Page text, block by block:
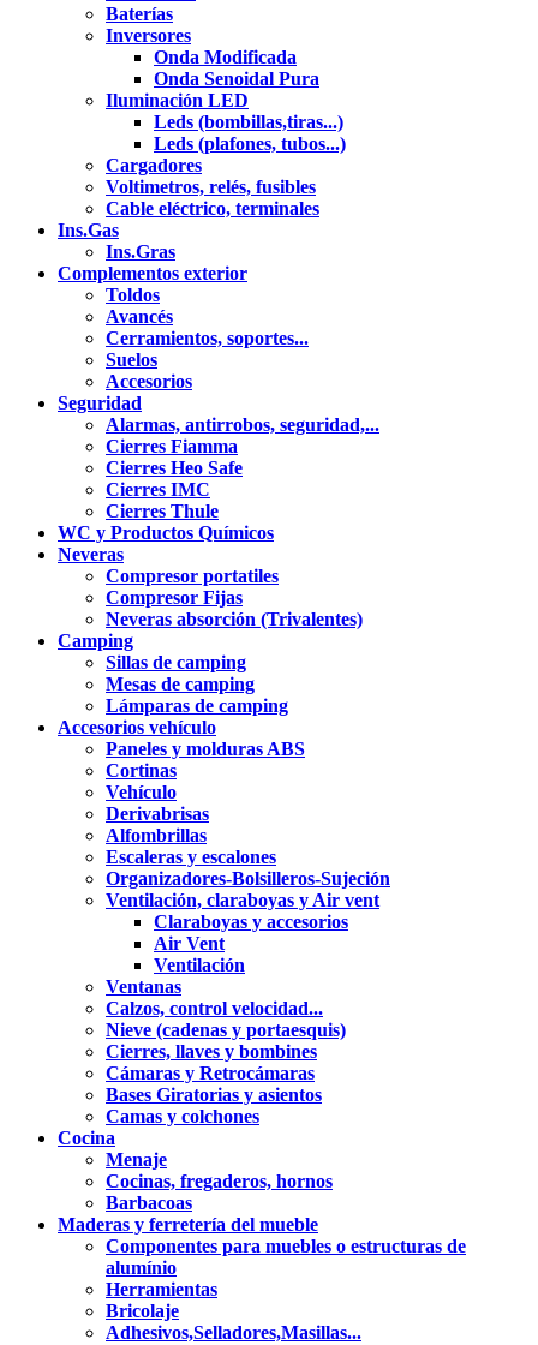
Baterías
Inversores
Onda Modificada
Onda Senoidal Pura
Iluminación LED
Leds (bombillas,tiras...)
Leds (plafones, tubos...)
Cargadores
Voltimetros, relés, fusibles
Cable eléctrico, terminales
Ins.Gas
Ins.Gras
Complementos exterior
Toldos
Avancés
Cerramientos, soportes...
Suelos
Accesorios
Seguridad
Alarmas, antirrobos, seguridad,...
Cierres Fiamma
Cierres Heo Safe
Cierres IMC
Cierres Thule
WC y Productos Químicos
Neveras
Compresor portatiles
Compresor Fijas
Neveras absorción (Trivalentes)
Camping
Sillas de camping
Mesas de camping
Lámparas de camping
Accesorios vehículo
Paneles y molduras ABS
Cortinas
Vehículo
Derivabrisas
Alfombrillas
Escaleras y escalones
Organizadores-Bolsilleros-Sujeción
Ventilación, claraboyas y Air vent
Claraboyas y accesorios
Air Vent
Ventilación
Ventanas
Calzos, control velocidad...
Nieve (cadenas y portaesquis)
Cierres, llaves y bombines
Cámaras y Retrocámaras
Bases Giratorias y asientos
Camas y colchones
Cocina
Menaje
Cocinas, fregaderos, hornos
Barbacoas
Maderas y ferretería del mueble
Componentes para muebles o estructuras de
alumínio
Herramientas
Bricolaje
Adhesivos,Selladores,Masillas...